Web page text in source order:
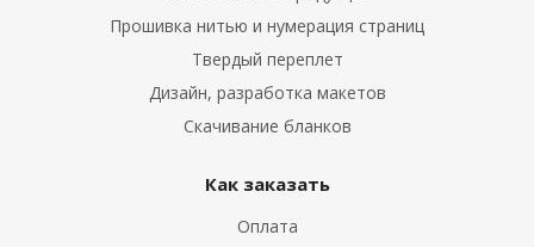
Прошивка нитью и нумерация страниц
Твердый переплет
Дизайн, разработка макетов
Скачивание бланков
Как заказать
Оплата